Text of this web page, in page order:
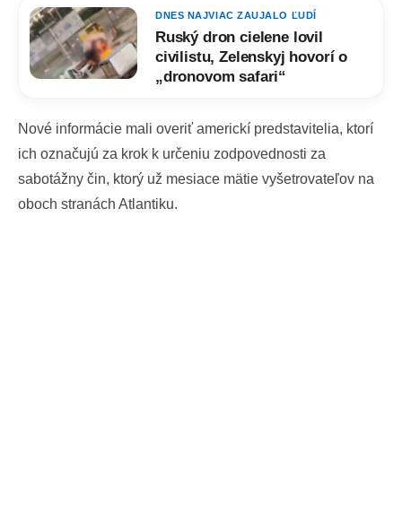
DNES NAJVIAC ZAUJALO ĽUDÍ
Ruský dron cielene lovil
civilistu, Zelenskyj hovorí o
„dronovom safari“
Nové informácie mali overiť americkí predstavitelia, ktorí
ich označujú za krok k určeniu zodpovednosti za
sabotážny čin, ktorý už mesiace mätie vyšetrovateľov na
oboch stranách Atlantiku.